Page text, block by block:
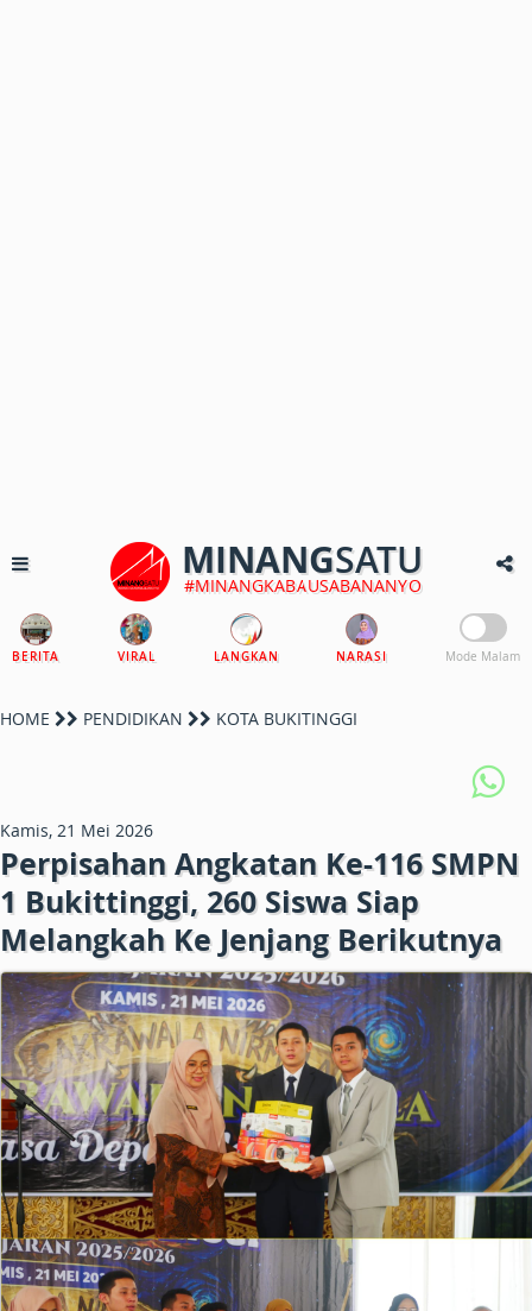
MINANGSATU
#MINANGKABAUSABANANYO
BERITA VIRAL LANGKAN NARASI Mode Malam
HOME PENDIDIKAN KOTA BUKITINGGI
Kamis, 21 Mei 2026
Perpisahan Angkatan Ke-116 SMPN
1 Bukittinggi, 260 Siswa Siap
Melangkah Ke Jenjang Berikutnya